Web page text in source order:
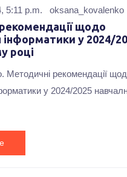
5:11 p.m. oksana_kovalenko
щодо
інформатики у 2024/
році
Методичні рекомендації
у 2024/2025